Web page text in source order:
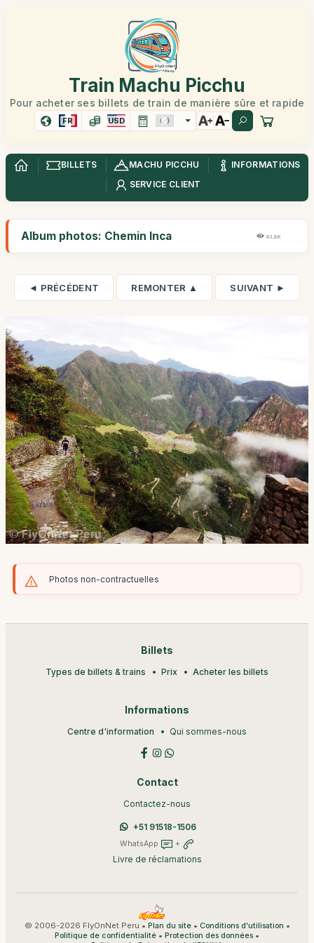
Train Machu Picchu
Pour acheter ses billets de train de manière sûre et rapide
FR USD
BILLETS MACHU PICCHU
INFORMATIONS
SERVICE CLIENT
Album photos: Chemin Inca 43,8K
◄ PRÉCÉDENT REMONTER ▲ SUIVANT ►
Photos non-contractuelles
Billets
Types de billets & trains Prix Acheter les billets
Informations
Centre d'information Qui sommes-nous
Contact
Contactez-nous
+51 91518-1506
WhatsApp +
Livre de réclamations
© 2006-2026 FlyOnNet Peru • Plan du site• Conditions d'utilisation •
Politique de confidentialité • Protection des données •